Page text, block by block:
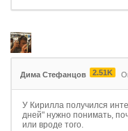
Дима Стефанцов 2.51K
У Кирилла получился
дней" нужно понимать,
или вроде того.